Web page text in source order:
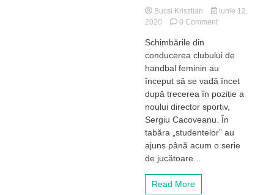
Bucsi Krisztian
iunie 12,
2020
0 Commenton
nou
pentru
Universitatea.
interesante
reușite
de
secția
de
Schimbările din
conducerea clubului de
handbal feminin au
început să se vadă încet
după trecerea în poziție a
noului director sportiv,
Sergiu Cacoveanu. În
tabăra „studentelor” au
ajuns până acum o serie
de jucătoare...
Read More